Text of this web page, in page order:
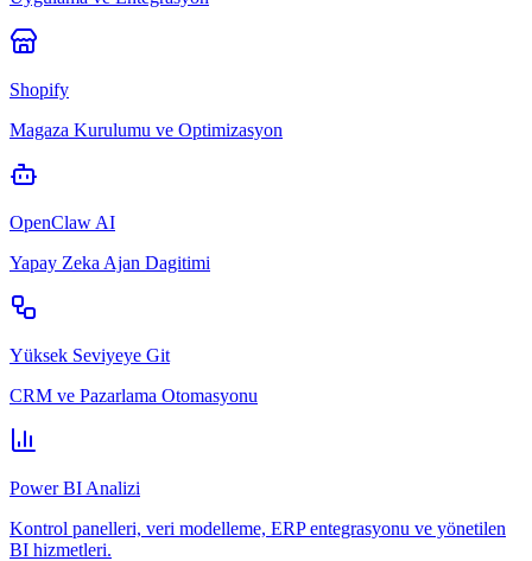
Shopify
Magaza Kurulumu ve Optimizasyon
OpenClaw AI
Yapay Zeka Ajan Dagitimi
Yüksek Seviyeye Git
CRM ve Pazarlama Otomasyonu
Power BI Analizi
Kontrol panelleri, veri modelleme, ERP entegrasyonu ve yönetilen
BI hizmetleri.